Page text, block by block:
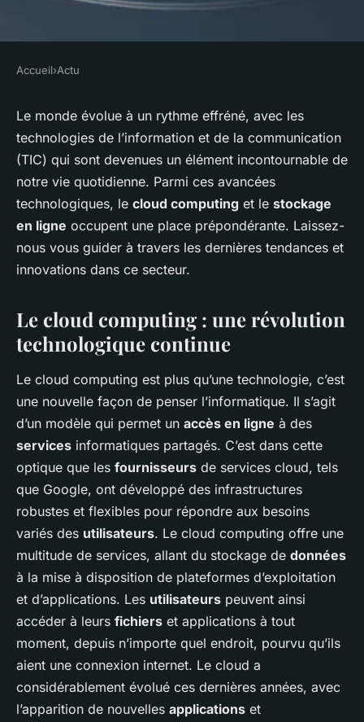
les avancées dans le domaine
du cloud computing et du
stockage en ligne sécurisé
admin•12 novembre 2023• 6 min de lecture
Accueil›Actu
Le monde évolue à un rythme effréné, avec les
technologies de l’information et de la communication
(TIC) qui sont devenues un élément incontournable de
notre vie quotidienne. Parmi ces avancées
technologiques, le cloud computing et le stockage
en ligne occupent une place prépondérante. Laissez-
nous vous guider à travers les dernières tendances et
innovations dans ce secteur.
Le cloud computing : une révolution
technologique continue
Le cloud computing est plus qu’une technologie, c’est
une nouvelle façon de penser l’informatique. Il s’agit
d’un modèle qui permet un accès en ligne à des
services informatiques partagés. C’est dans cette
optique que les fournisseurs de services cloud, tels
que Google, ont développé des infrastructures
robustes et flexibles pour répondre aux besoins
variés des utilisateurs. Le cloud computing offre une
multitude de services, allant du stockage de données
à la mise à disposition de plateformes d’exploitation
et d’applications. Les utilisateurs peuvent ainsi
accéder à leurs fichiers et applications à tout
moment, depuis n’importe quel endroit, pourvu qu’ils
aient une connexion internet. Le cloud a
considérablement évolué ces dernières années, avec
l’apparition de nouvelles applications et